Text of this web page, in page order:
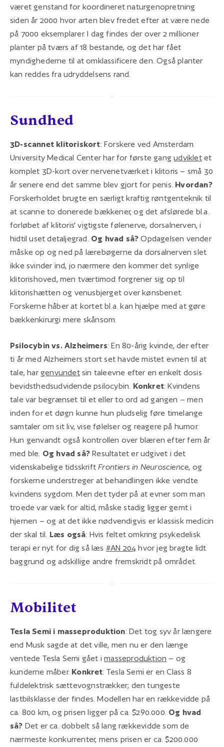
været genstand for koordineret naturgenopretning
siden år 2000 hvor arten blev fredet efter at være nede
på 7000 eksemplarer. I dag findes der over 2 millioner
planter på tværs af 18 bestande, og det har fået
myndighederne til at omklassificere den. Også planter
kan reddes fra udryddelsens rand.
Sundhed
3D-scannet klitoriskort: Forskere ved Amsterdam
University Medical Center har for første gangudvikletet
komplet 3D-kort over nervenetværket i klitoris – små 30
år senere end det samme blev gjort for penis. Hvordan?
Forskerholdet brugte en særligt kraftig røntgenteknik til
at scanne to donerede bækkener, og det afslørede bl.a.
forløbet af klitoris' vigtigste følenerve, dorsalnerven, i
hidtil uset detaljegrad. Og hvad så?Opdagelsen vender
måske op og ned på lærebøgerne da dorsalnerven slet
ikke svinder ind, jo nærmere den kommer det synlige
klitorishoved, men tværtimod forgrener sig op til
klitorishætten og venusbjerget over kønsbenet.
Forskerne håber at kortet bl.a. kan hjælpe med at gøre
bækkenkirurgi mere skånsom.
Psilocybin vs. Alzheimers: En 80-årig kvinde, der efter
ti år med Alzheimers stort set havde mistet evnen til at
tale, hargenvundetsin taleevne efter en enkelt dosis
bevidsthedsudvidende psilocybin. Konkret: Kvindens
tale var begrænset til et eller to ord ad gangen – men
inden for et døgn kunne hun pludselig føre timelange
samtaler om sit liv, vise følelser og reagere på humor.
Hun genvandt også kontrollen over blæren efter fem år
med ble. Og hvad så?Resultatet er udgivet i det
videnskabelige tidsskriftFrontiers in Neuroscience, og
forskerne understreger at behandlingen ikke vendte
kvindens sygdom. Men det tyder på at evner som man
troede var væk for altid, måske stadig ligger gemt i
hjernen – og at det ikke nødvendigvis er klassisk medicin
der skal til. Læs også: Hvis feltet omkring psykedelisk
terapi er nyt for dig så læs #AN 204 hvor jeg bragte lidt
baggrund og adskillige andre fremskridt på området.
Mobilitet
Tesla Semi i masseproduktion: Det tog syv år længere
end Musk sagde at det ville, men nu er den længe
ventede Tesla Semi gået imasseproduktion – og
kunderne måber. Konkret: Tesla Semi er en Class 8
fuldelektrisk sættevognstrækker; den tungeste
lastbilsklasse der findes. Modellen har en rækkevidde på
ca. 800 km, og prisen ligger på ca. $290.000. Og hvad
så? Det er ca. dobbelt så lang rækkevidde som de
nærmeste konkurrenter, mens prisen er ca. $200.000